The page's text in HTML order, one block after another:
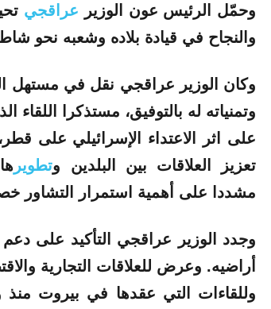
وحمّل الرئيس عون الوزير عراقجي
والنجاح في قيادة بلاده وشعبه نحو
وكان الوزير عراقجي نقل في مستهل
وتمنياته له بالتوفيق، مستذكرا
على اثر الاعتداء الإسرائيلي على
تعزيز العلاقات بين البلدين وتطوير
مشددا على أهمية استمرار التشاور
وجدد الوزير عراقجي التأكيد على دعم
أراضيه. وعرض للعلاقات التجارية
وللقاءات التي عقدها في بيروت